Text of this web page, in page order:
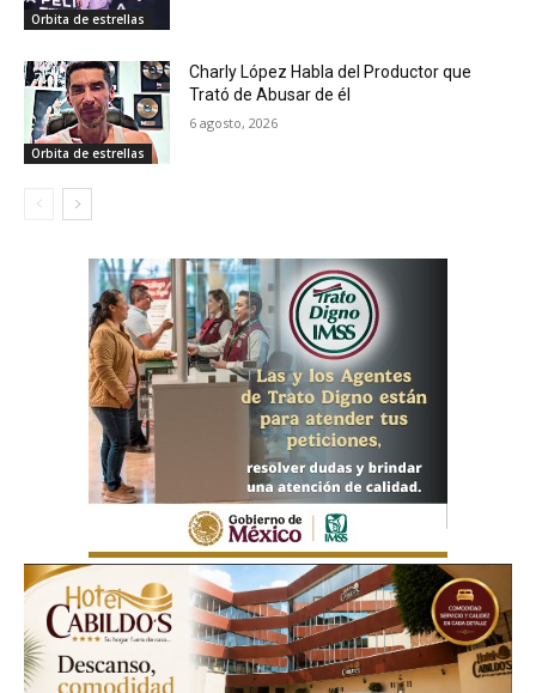
Orbita de estrellas
Orbita de estrellas
Charly López Habla del Productor que
Trató de Abusar de él
6 agosto, 2026